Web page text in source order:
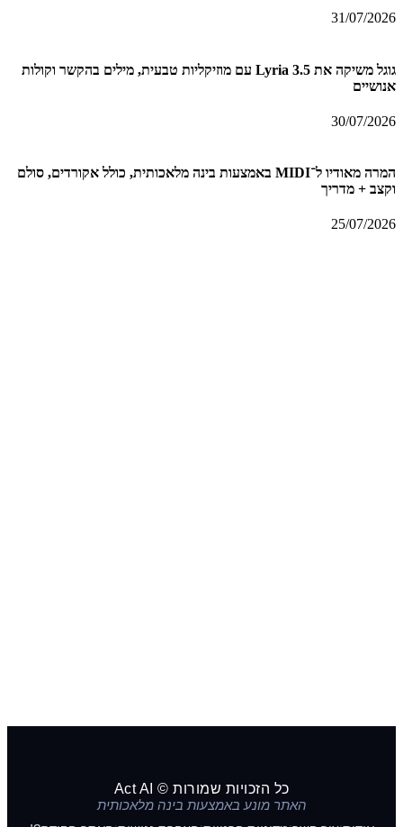
31/07/2026
גוגל משיקה את Lyria 3.5 עם מוזיקליות טבעית, מילים בהקשר וקולות
אנושיים
30/07/2026
המרה מאודיו ל־MIDI באמצעות בינה מלאכותית, כולל אקורדים, סולם
וקצב + מדריך
25/07/2026
כל הזכויות שמורות © Act AI
האתר מונע באמצעות בינה מלאכותית